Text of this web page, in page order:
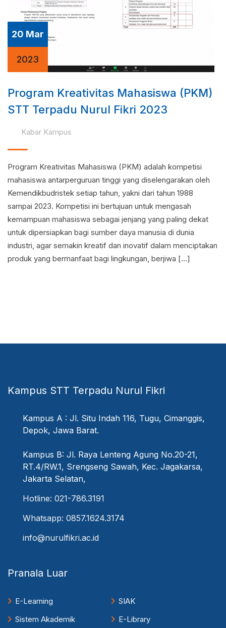
20 Mar
2023
Program Kreativitas Mahasiswa (PKM)
STT Terpadu Nurul Fikri 2023
Kabar Kampus
Program Kreativitas Mahasiswa (PKM) adalah kompetisi
mahasiswa antarperguruan tinggi yang diselengarakan oleh
Kemendikbudristek setiap tahun, yakni dari tahun 1988
sampai 2023. Kompetisi ini bertujuan untuk mengasah
kemampuan mahasiswa sebagai jenjang yang paling dekat
untuk dipersiapkan bagi sumber daya manusia di dunia
industri, agar semakin kreatif dan inovatif dalam menciptakan
produk yang bermanfaat bagi lingkungan, berjiwa […]
Kampus STT Terpadu Nurul Fikri
Kampus A : Jl. Situ Indah 116, Tugu, Cimanggis,
Depok, Jawa Barat.
Kampus B: Jl. Raya Lenteng Agung No.20-21,
RT.4/RW.1, Srengseng Sawah, Kec. Jagakarsa,
Jakarta Selatan,
Hotline: 021-786.3191
Whatsapp: 0857.1624.3174
info@nurulfikri.ac.id
Pranala Luar
E-Learning
SIAK
Sistem Akademik
E-Library